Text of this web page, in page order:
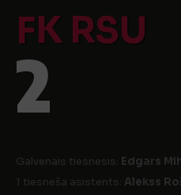
FK RSU
2
Galvenais tiesnesis: Edgars
1 tiesneša asistents: Alekss